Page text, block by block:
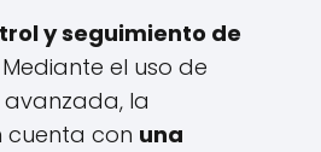
y seguimiento de
Mediante el uso de
la
cuenta con una